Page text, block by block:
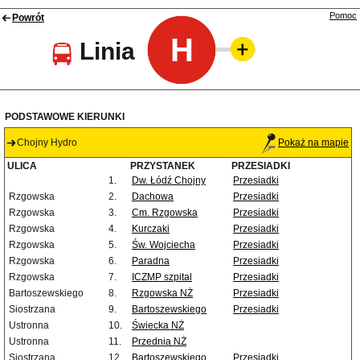
Powrót
Linia H
Pomoc
PODSTAWOWE KIERUNKI
Chojny Hydro Pokaż na mapie
ULICA PRZYSTANEK
PRZESIADKI
1.
Dw. Łódź Chojny
Przesiadki
Rzgowska
2. Dachowa
Przesiadki
Rzgowska
3. Cm. Rzgowska
Przesiadki
Rzgowska
4. Kurczaki
Przesiadki
Rzgowska
5. Św. Wojciecha
Przesiadki
Rzgowska
6. Paradna
Przesiadki
Rzgowska
7. ICZMP szpital
Przesiadki
Bartoszewskiego
8. Rzgowska NŻ
Przesiadki
Siostrzana
9. Bartoszewskiego
Przesiadki
Ustronna
10.
Świecka NŻ
Ustronna
11.
Przednia NŻ
Siostrzana
12. Bartoszewskiego Przesiadki